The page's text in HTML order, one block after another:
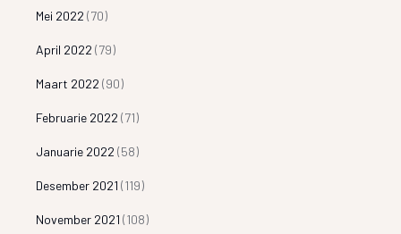
Mei 2022 (70)
April 2022 (79)
Maart 2022 (90)
Februarie 2022 (71)
Januarie 2022 (58)
Desember 2021 (119)
November 2021 (108)